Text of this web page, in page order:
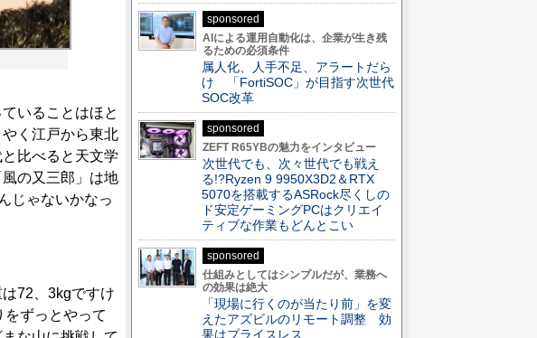
いることはほと
く江戸から東北
比べると天文学
の又三郎」は地
じゃないかなっ
72、3kgですけ
ずっとやって
sponsored
AIによる運用自動化は、企業が生き残
るための必須条件
属人化、人手不足、アラートだら
け 「FortiSOC」が目指す次世代
SOC改革
sponsored
ZEFT R65YBの魅力をインタビュー
次世代でも、次々世代でも戦え
る!?Ryzen 9 9950X3D2＆RTX
5070を搭載するASRock尽くしの
ド安定ゲーミングPCはクリエイ
ティブな作業もどんとこい
sponsored
仕組みとしてはシンプルだが、業務へ
の効果は絶大
「現場に行くのが当たり前」を変
えたアズビルのリモート調整 効
果はプライスレス